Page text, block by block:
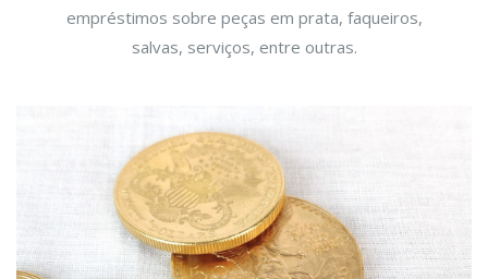
empréstimos sobre peças em prata, faqueiros,
salvas, serviços, entre outras.